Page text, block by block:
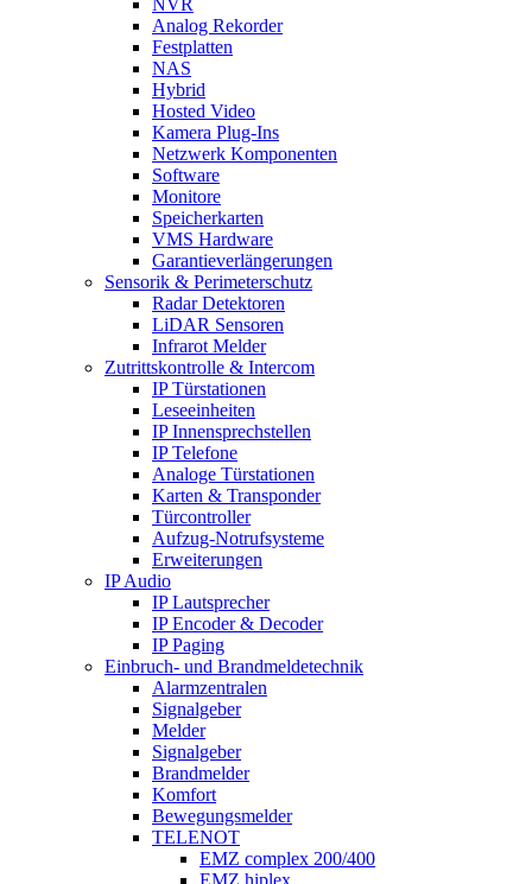
NVR
Analog Rekorder
Festplatten
NAS
Hybrid
Hosted Video
Kamera Plug-Ins
Netzwerk Komponenten
Software
Monitore
Speicherkarten
VMS Hardware
Garantieverlängerungen
Sensorik & Perimeterschutz
Radar Detektoren
LiDAR Sensoren
Infrarot Melder
Zutrittskontrolle & Intercom
IP Türstationen
Leseeinheiten
IP Innensprechstellen
IP Telefone
Analoge Türstationen
Karten & Transponder
Türcontroller
Aufzug-Notrufsysteme
Erweiterungen
IP Audio
IP Lautsprecher
IP Encoder & Decoder
IP Paging
Einbruch- und Brandmeldetechnik
Alarmzentralen
Signalgeber
Melder
Signalgeber
Brandmelder
Komfort
Bewegungsmelder
TELENOT
EMZ complex 200/400
EMZ hiplex